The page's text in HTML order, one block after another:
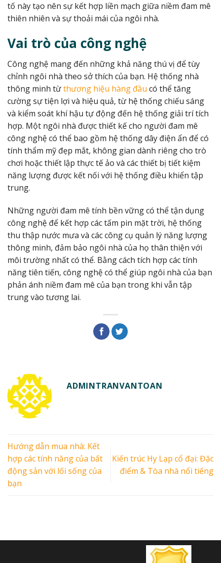
tố này tạo nên sự kết hợp liền mạch giữa niềm đam mê
thiên nhiên và sự thoải mái của ngôi nhà.
Vai trò của công nghệ
Công nghệ mang đến những khả năng thú vị để tùy
chỉnh ngôi nhà theo sở thích của bạn. Hệ thống nhà
thông minh từthương hiệu hàng đầu có thể tăng
cường sự tiện lợi và hiệu quả, từ hệ thống chiếu sáng
và kiểm soát khí hậu tự động đến hệ thống giải trí tích
hợp. Một ngôi nhà được thiết kế cho người đam mê
công nghệ có thể bao gồm hệ thống dây điện ẩn để có
tính thẩm mỹ đẹp mắt, không gian dành riêng cho trò
chơi hoặc thiết lập thực tế ảo và các thiết bị tiết kiệm
năng lượng được kết nối với hệ thống điều khiển tập
trung.
Những người đam mê tính bền vững có thể tận dụng
công nghệ để kết hợp các tấm pin mặt trời, hệ thống
thu thập nước mưa và các công cụ quản lý năng lượng
thông minh, đảm bảo ngôi nhà của họ thân thiện với
môi trường nhất có thể. Bằng cách tích hợp các tính
năng tiên tiến, công nghệ có thể giúp ngôi nhà của bạn
phản ánh niềm đam mê của bạn trong khi vẫn tập
trung vào tương lai.
ADMINTRANVANTOAN
Hướng dẫn mua nhà: Kết
hợp các tính năng của bất
động sản với lối sống của
bạn
Kiến trúc Hy Lạp cổ đại: Đặc
điểm & Tòa nhà nổi tiếng